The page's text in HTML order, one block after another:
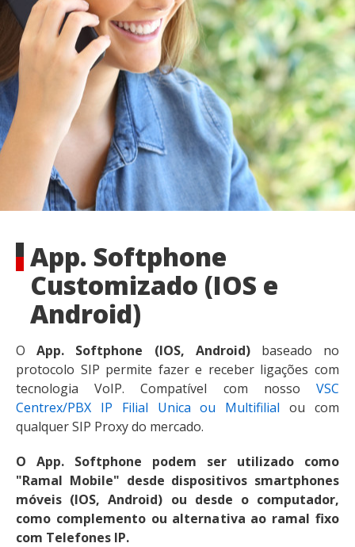
App. Softphone
Customizado (IOS e
Android)
OApp. Softphone (IOS, Android)baseado no
protocolo SIP permite fazer e receber ligações com
tecnologia VoIP. Compatível com nosso VSC
Centrex/PBX IP Filial Unica ou Multifilial ou com
qualquer SIP Proxy do mercado.
O App. Softphone podem ser utilizado como
"Ramal Mobile" desde dispositivos smartphones
móveis (IOS, Android) ou desde o computador,
como complemento ou alternativa ao ramal fixo
com Telefones IP.